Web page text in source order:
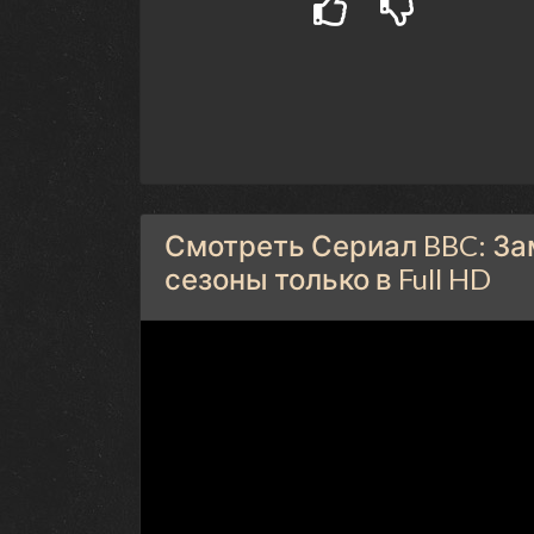
Смотреть Сериал BBC:
сезоны только в Full HD